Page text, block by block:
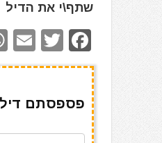
שתף\י את הדיל
F
a
e
b
T
w
te
r
l
פספסתם